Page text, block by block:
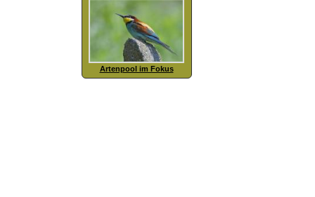
Artenpool im Fokus